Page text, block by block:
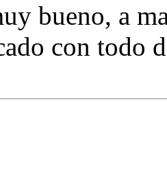
bueno, a
con todo